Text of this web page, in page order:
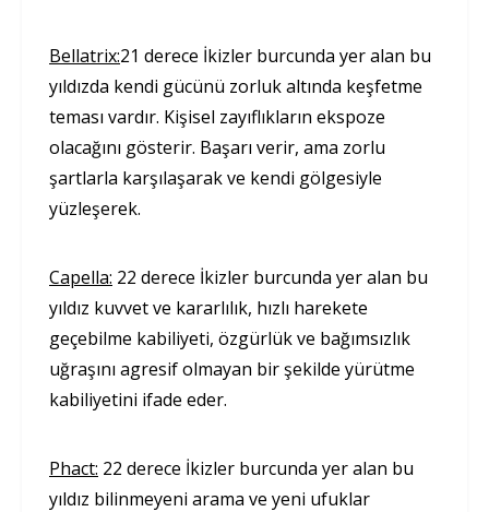
Bellatrix:21 derece İkizler burcunda yer alan bu
yıldızda kendi gücünü zorluk altında keşfetme
teması vardır. Kişisel zayıflıkların ekspoze
olacağını gösterir. Başarı verir, ama zorlu
şartlarla karşılaşarak ve kendi gölgesiyle
yüzleşerek.
Capella: 22 derece İkizler burcunda yer alan bu
yıldız kuvvet ve kararlılık, hızlı harekete
geçebilme kabiliyeti, özgürlük ve bağımsızlık
uğraşını agresif olmayan bir şekilde yürütme
kabiliyetini ifade eder.
Phact: 22 derece İkizler burcunda yer alan bu
yıldız bilinmeyeni arama ve yeni ufuklar